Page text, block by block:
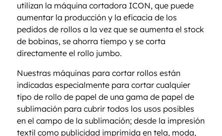
utilizan la máquina cortadora ICON, que puede
aumentar la producción y la eficacia de los
pedidos de rollos a la vez que se aumenta el stock
de bobinas, se ahorra tiempo y se corta
directamente el rollo jumbo.
Nuestras máquinas para cortar rollos están
indicadas especialmente para cortar cualquier
tipo de rollo de papel de una gama de papel de
sublimación para cubrir todos los usos posibles
en el campo de la sublimación; desde la impresión
textil como publicidad imprimida en tela, moda,